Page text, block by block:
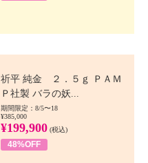
祈平 純金 ２．５ｇ ＰＡＭ
Ｐ社製 バラの妖...
期間限定：8/5〜18
¥385,000
¥199,900 (税込)
48%OFF